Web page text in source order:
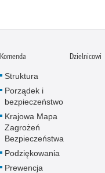
Komenda
Struktura
Porządek i
bezpieczeństwo
Krajowa Mapa
Zagrożeń
Bezpieczeństwa
Podziękowania
Prewencja
Dzielnicowi